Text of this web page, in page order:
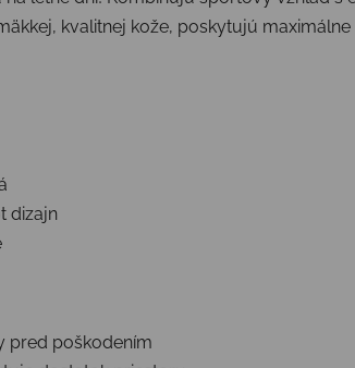
kvalitnej kože, poskytujú
dizajn
pred poškodením